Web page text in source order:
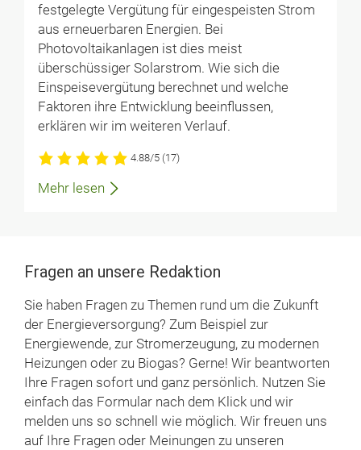
festgelegte Vergütung für eingespeisten Strom
aus erneuerbaren Energien. Bei
Photovoltaikanlagen ist dies meist
überschüssiger Solarstrom. Wie sich die
Einspeisevergütung berechnet und welche
Faktoren ihre Entwicklung beeinflussen,
erklären wir im weiteren Verlauf.
4.88/5 (17)
Mehr lesen
Fragen an unsere Redaktion
Sie haben Fragen zu Themen rund um die Zukunft
der Energieversorgung? Zum Beispiel zur
Energiewende, zur Stromerzeugung, zu modernen
Heizungen oder zu Biogas? Gerne! Wir beantworten
Ihre Fragen sofort und ganz persönlich. Nutzen Sie
einfach das Formular nach dem Klick und wir
melden uns so schnell wie möglich. Wir freuen uns
auf Ihre Fragen oder Meinungen zu unseren